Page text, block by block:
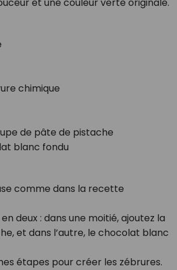
et une couleur verte originale.
chimique
de pâte de pistache
blanc fondu
comme dans la recette
deux : dans une moitié, ajoutez la
et dans l’autre, le chocolat blanc
étapes pour créer les zébrures.